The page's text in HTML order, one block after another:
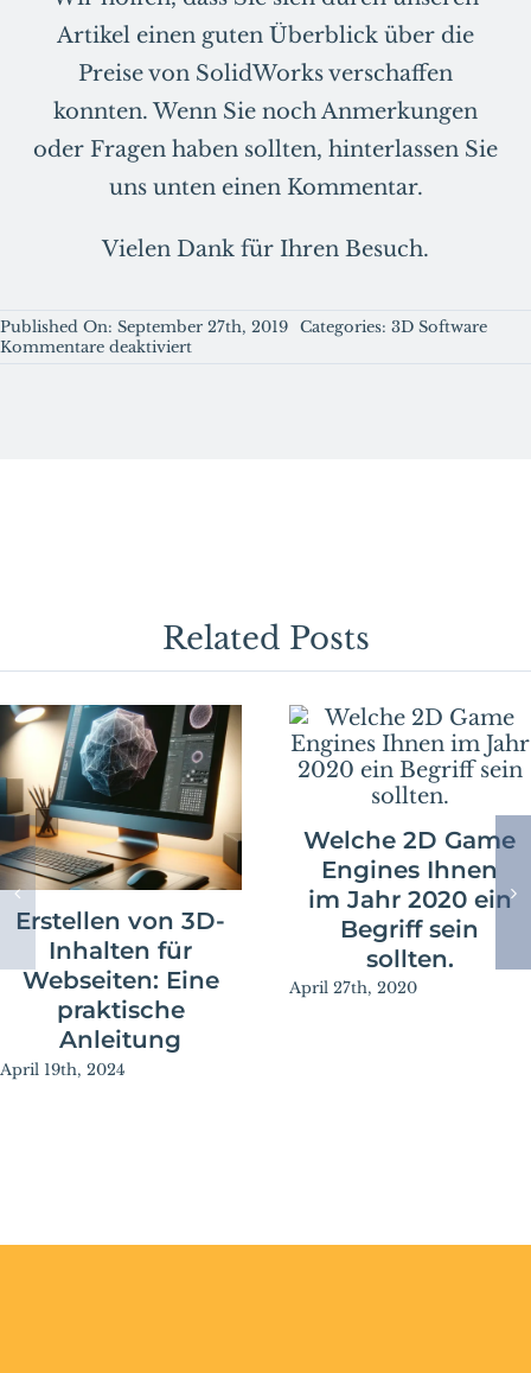
Artikel einen guten Überblick über die
Preise von SolidWorks verschaffen
konnten. Wenn Sie noch Anmerkungen
oder Fragen haben sollten, hinterlassen Sie
uns unten einen Kommentar.
Vielen Dank für Ihren Besuch.
Published On: September 27th, 2019 Categories: 3D Software
Kommentare deaktiviertfür
Related Posts
Erstellen von 3D-
Inhalten für
Webseiten: Eine
praktische
Anleitung
April 19th, 2024
Welche 2D Game
Engines Ihnen
im Jahr 2020 ein
Begriff sein
sollten.
April 27th, 2020